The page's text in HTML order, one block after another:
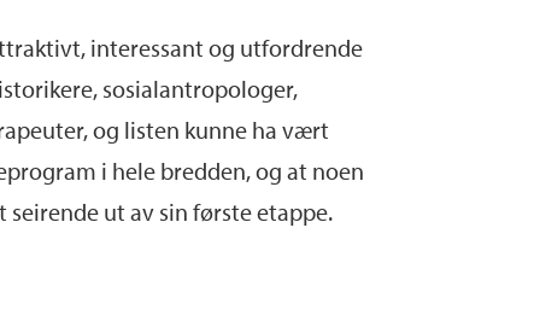
interessant og utfordrende
sosialantropologer,
og listen kunne ha vært
i hele bredden, og at noen
ut av sin første etappe.